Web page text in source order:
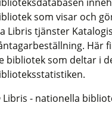
som visar och
Libris tjänster
Här
bibliotek som deltar i
- nationella